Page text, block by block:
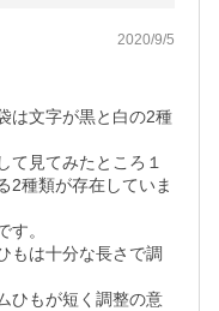
2020/9/5
は文字が黒と白の2種
て見てみたところ１
2種類が存在していま
す。
もは十分な長さで調
ひもが短く調整の意